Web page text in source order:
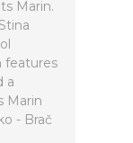
Marin.
features
a
Marin
- Brač